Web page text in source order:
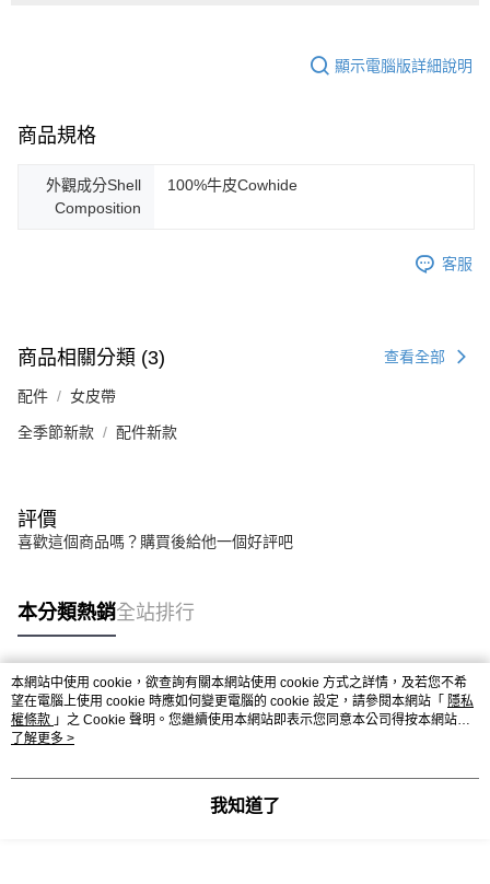
顯示電腦版詳細說明
商品規格
外觀成分Shell
Composition
100%牛皮Cowhide
客服
商品相關分類 (3) 查看全部
配件 女皮帶
全季節新款 配件新款
評價
喜歡這個商品嗎？購買後給他一個好評吧
本分類熱銷全站排行
熱門標籤
本網站中使用 cookie，欲查詢有關本網站使用 cookie 方式之詳情，及若您不希
望在電腦上使用 cookie 時應如何變更電腦的 cookie 設定，請參閱本網站「 隱私
權條款 」之 Cookie 聲明。您繼續使用本網站即表示您同意本公司得按本網站使
用條款之 Cookie 聲明使用 cookie。
了解更多 >
我知道了